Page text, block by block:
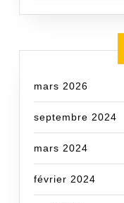
mars 2026
septembre 2024
mars 2024
février 2024